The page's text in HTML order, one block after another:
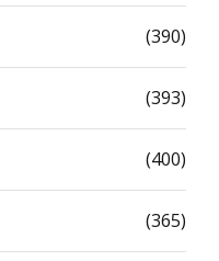
(390)
(393)
(400)
(365)